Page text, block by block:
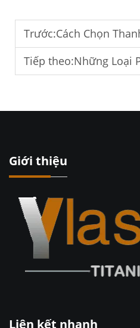
Trước:Cách Chọn Thanh Titan Y Tế
Tiếp theo:Những Loại Phẫu Thuật Nào
Giới thiệu
Liên kết nhanh